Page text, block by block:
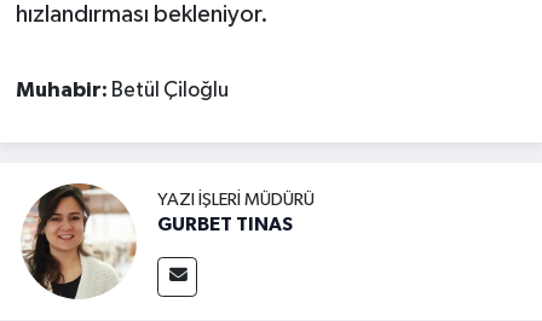
hızlandırması bekleniyor.
Muhabir: Betül Çiloğlu
YAZI İŞLERI MÜDÜRÜ
GURBET TINAS